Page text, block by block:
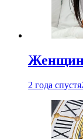
2 года спустя